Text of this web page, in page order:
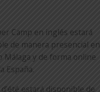
Camp en inglés estará
de manera presencial en
Málaga y de forma online
España.
d’été estará disponible de